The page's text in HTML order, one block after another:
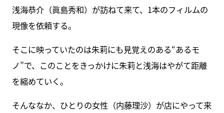
浅海恭介（眞島秀和）が訪ねて来て、1本のフィルムの
現像を依頼する。
そこに映っていたのは朱莉にも見覚えのある“あるモ
ノ”で、このことをきっかけに朱莉と浅海はやがて距離
を縮めていく。
そんななか、ひとりの女性（内藤理沙）が店にやって来